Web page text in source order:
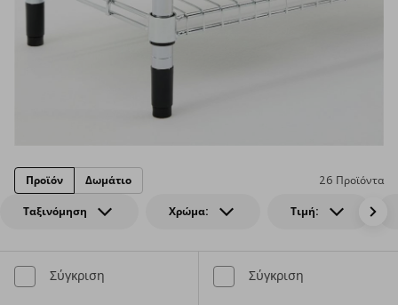
Ταξινόμηση Χρώμα: Τιμή:
26 Προϊόντα
Προϊόν Δωμάτιο
Σύγκριση Σύγκριση